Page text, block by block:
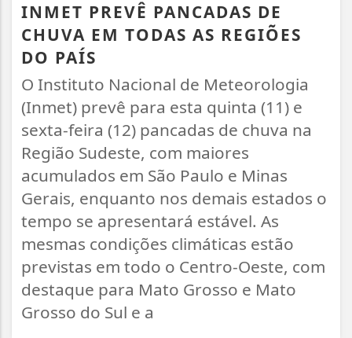
INMET PREVÊ PANCADAS DE
CHUVA EM TODAS AS REGIÕES
DO PAÍS
O Instituto Nacional de Meteorologia
(Inmet) prevê para esta quinta (11) e
sexta-feira (12) pancadas de chuva na
Região Sudeste, com maiores
acumulados em São Paulo e Minas
Gerais, enquanto nos demais estados o
tempo se apresentará estável. As
mesmas condições climáticas estão
previstas em todo o Centro-Oeste, com
destaque para Mato Grosso e Mato
Grosso do Sul e a